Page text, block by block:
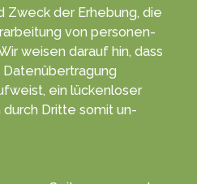
Zweck der Er­he­bung, die
von personen­
ein lücken­loser
durch Dritte somit un­